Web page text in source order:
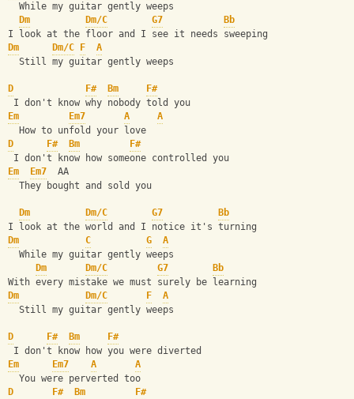
  While my guitar gently weeps
Dm
Dm/C G7
Bb
I look at the floor and I see it needs sweeping
Dm
Dm/C F
A
  Still my guitar gently weeps
D F# Bm
F#
I don't know why nobody told you
Em
Em7 A
A
  How to unfold your love
D
F# Bm
F#
I don't know how someone controlled you
Em
Em7
  AA
  They bought and sold you
Dm Dm/C G7
Bb
I look at the world and I notice it's turning
Dm
C G
A
  While my guitar gently weeps
Dm
Dm/C G7
Bb
With every mistake we must surely be learning
Dm
Dm/C F
A
  Still my guitar gently weeps
D F# Bm
F#
I don't know how you were diverted
Em
Em7 A
A
  You were perverted too
D
F# Bm
F#